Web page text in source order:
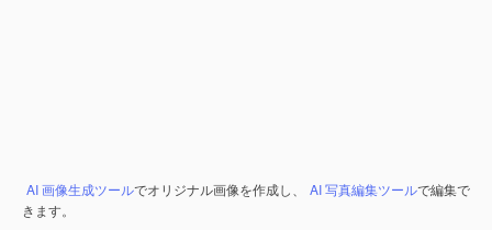
AI 画像生成ツールでオリジナル画像を作成し、 AI 写真編集ツールで編集で
きます。